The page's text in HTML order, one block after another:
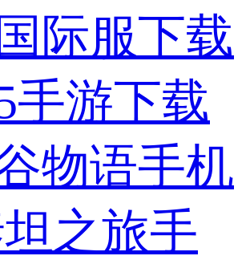
际服下载
手游下载
物语手机
之旅手